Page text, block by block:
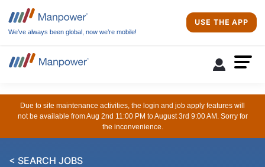
We’ve always been global, now we’re mobile!
USE THE APP
Due to site maintenance activities, the login and job apply features will
not be available from Aug 2nd 11:00 PM to August 3rd 9:00 AM. Sorry for
the inconvenience.
< SEARCH JOBS